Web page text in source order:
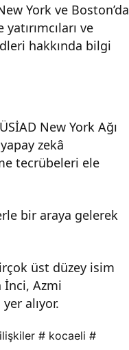
York ve Boston’da
ve
hakkında bilgi
New York Ağı
zekâ
tecrübeleri ele
bir araya gelerek
üst düzey isim
İnci, Azmi
alıyor.
# kocaeli #